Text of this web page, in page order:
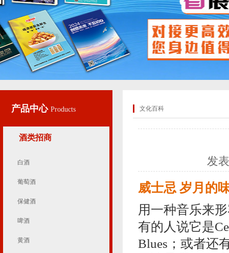
产品中心 Products
酒类招商
白酒
葡萄酒
保健酒
啤酒
黄酒
文化百科
发
威士忌 岁月的
用一种音乐来
有的人说它是
Blues；或者还